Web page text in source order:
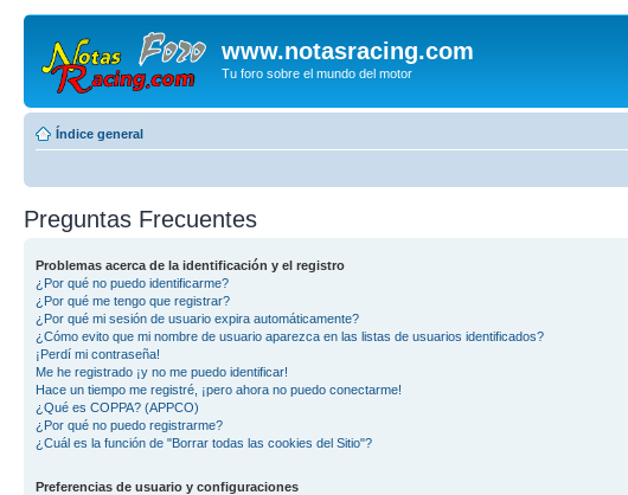
www.notasracing.com
Tu foro sobre el mundo del motor
Índice general
Preguntas Frecuentes
Problemas acerca de la identificación y el registro
¿Por qué no puedo identificarme?
¿Por qué me tengo que registrar?
¿Por qué mi sesión de usuario expira automáticamente?
¿Cómo evito que mi nombre de usuario aparezca en las listas de usuarios identificados?
¡Perdí mi contraseña!
Me he registrado ¡y no me puedo identificar!
Hace un tiempo me registré, ¡pero ahora no puedo conectarme!
¿Qué es COPPA? (APPCO)
¿Por qué no puedo registrarme?
¿Cuál es la función de "Borrar todas las cookies del Sitio"?
Preferencias de usuario y configuraciones